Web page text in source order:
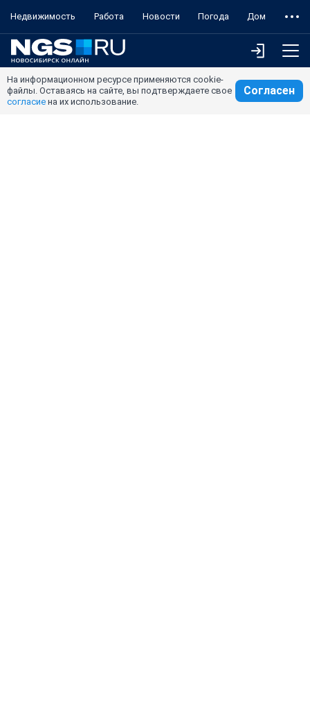
Недвижимость Работа Новости Погода Дом
На информационном ресурсе применяются cookie-
файлы. Оставаясь на сайте, вы подтверждаете свое
согласие на их использование.
Согласен